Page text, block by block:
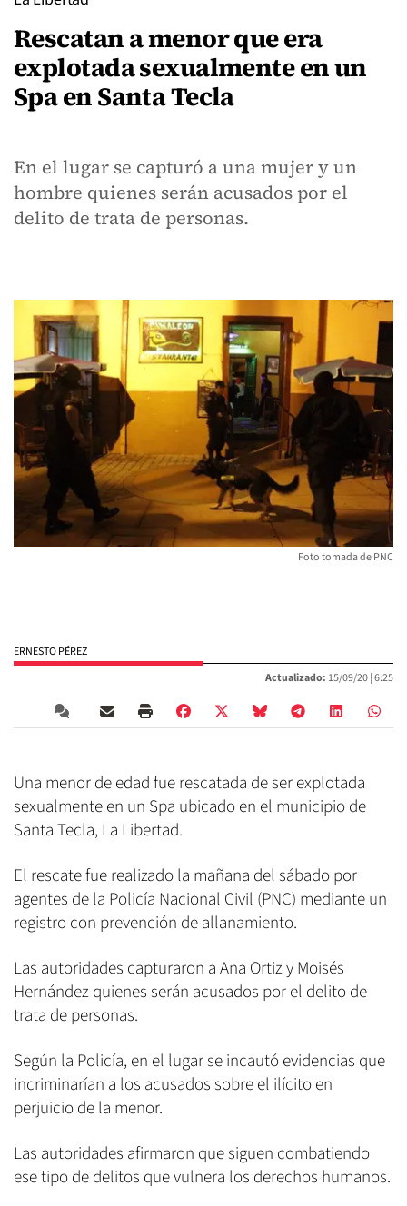
Rescatan a menor que era
explotada sexualmente en un
Spa en Santa Tecla
En el lugar se capturó a una mujer y un
hombre quienes serán acusados por el
delito de trata de personas.
Foto tomada de PNC
ERNESTO PÉREZ
Actualizado: 15/09/20 |6:25
Una menor de edad fue rescatada de ser explotada
sexualmente en un Spa ubicado en el municipio de
Santa Tecla, La Libertad.
El rescate fue realizado la mañana del sábado por
agentes de la Policía Nacional Civil (PNC) mediante un
registro con prevención de allanamiento.
Las autoridades capturaron a Ana Ortiz y Moisés
Hernández quienes serán acusados por el delito de
trata de personas.
Según la Policía, en el lugar se incautó evidencias que
incriminarían a los acusados sobre el ilícito en
perjuicio de la menor.
Las autoridades afirmaron que siguen combatiendo
ese tipo de delitos que vulnera los derechos humanos.